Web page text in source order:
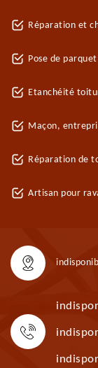
Réparation et
Pose de
Etanchéité
Maçon,
Réparation de
Artisan pour